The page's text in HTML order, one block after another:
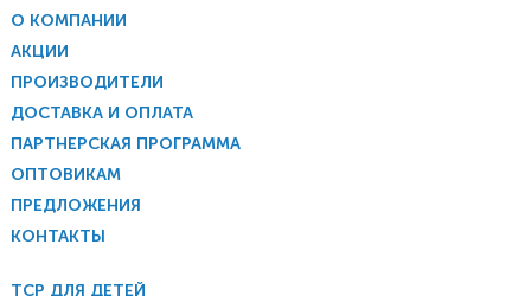
О КОМПАНИИ
АКЦИИ
ПРОИЗВОДИТЕЛИ
ДОСТАВКА И ОПЛАТА
ПАРТНЕРСКАЯ ПРОГРАММА
ОПТОВИКАМ
ПРЕДЛОЖЕНИЯ
КОНТАКТЫ
ТСР ДЛЯ ДЕТЕЙ